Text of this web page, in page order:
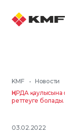
KMF • Новости
ҚНРДА қаулысына
реттеуге болады.
03.02.2022